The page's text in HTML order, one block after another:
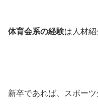
体育会系の経験は人材
新卒であれば、スポーツ